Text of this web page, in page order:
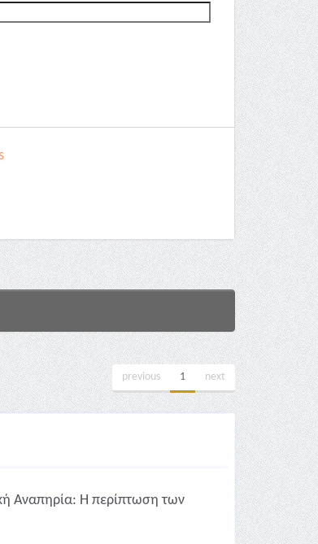
previous 1 next
Αναπηρία: Η περίπτωση των